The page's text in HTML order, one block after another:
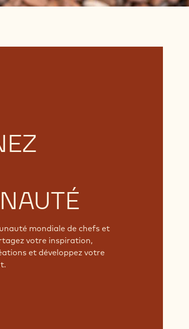
mondiale de chefs et
votre inspiration,
et développez votre